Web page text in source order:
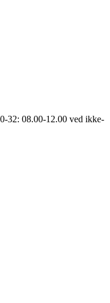
32: 08.00-12.00 ved ikke-